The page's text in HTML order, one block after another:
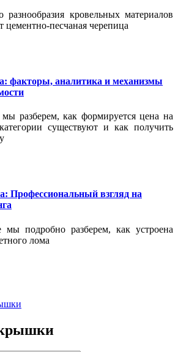
разнообразия кровельных материалов
цементно-песчаная черепица
факторы, аналитика и механизмы
разберем, как формируется цена на
существуют и как получить
Профессиональный взгляд на
мы подробно разберем, как устроена
лома